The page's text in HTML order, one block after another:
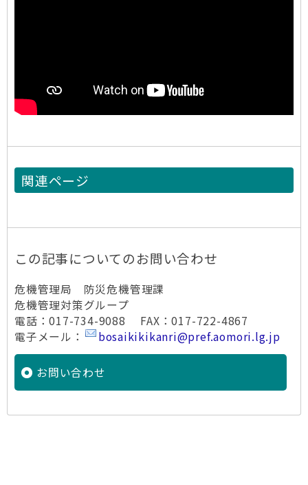
関連ページ
この記事についてのお問い合わせ
危機管理局 防災危機管理課
危機管理対策グループ
電話：017-734-9088 FAX：017-722-4867
電子メール：
bosaikikikanri@pref.aomori.lg.jp
お問い合わせ